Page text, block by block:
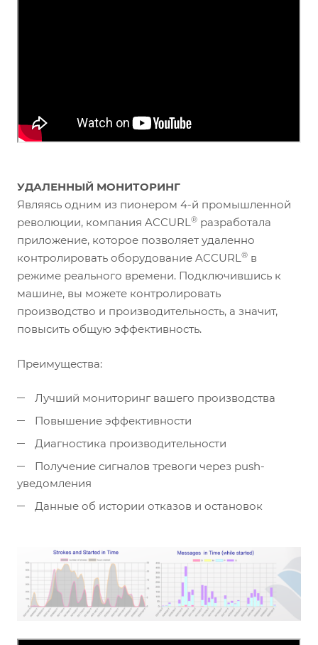
УДАЛЕННЫЙ МОНИТОРИНГ
Являясь одним из пионером 4-й промышленной
революции, компания ACCURL® разработала
приложение, которое позволяет удаленно
контролировать оборудование ACCURL® в
режиме реального времени. Подключившись к
машине, вы можете контролировать
производство и производительность, а значит,
повысить общую эффективность.
Преимущества:
Лучший мониторинг вашего производства
Повышение эффективности
Диагностика производительности
Получение сигналов тревоги через push-
уведомления
Данные об истории отказов и остановок